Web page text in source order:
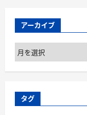
アーカイブ
ア
ー
カ
ブ
タグ